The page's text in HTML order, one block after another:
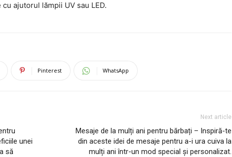
ajutorul lămpii UV sau LED.
Pinterest WhatsApp
unei
să
Next article
Mesaje de la mulți ani pentru bărbați – Inspiră-te
din aceste idei de mesaje pentru a-i ura cuiva la
mulți ani într-un mod special și personalizat.